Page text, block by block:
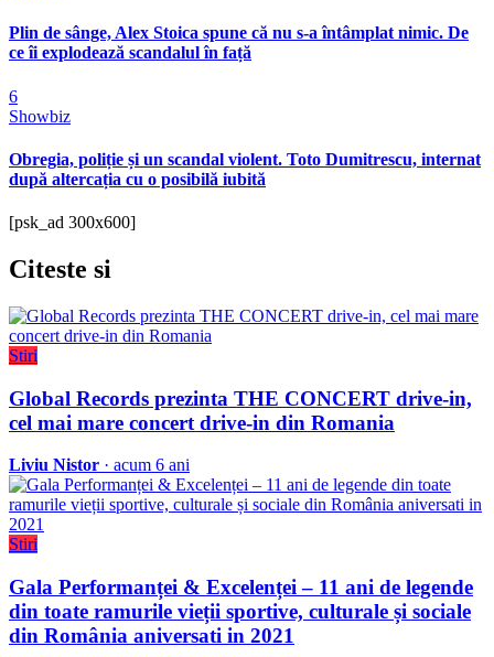
Plin de sânge, Alex Stoica spune că nu s-a întâmplat nimic. De
ce îi explodează scandalul în față
6
Showbiz
Obregia, poliție și un scandal violent. Toto Dumitrescu, internat
după altercația cu o posibilă iubită
[psk_ad 300x600]
Citeste si
Stiri
Global Records prezinta THE CONCERT drive-in,
cel mai mare concert drive-in din Romania
Liviu Nistor · acum 6 ani
Stiri
Gala Performanței & Excelenței – 11 ani de legende
din toate ramurile vieții sportive, culturale și sociale
din România aniversati in 2021